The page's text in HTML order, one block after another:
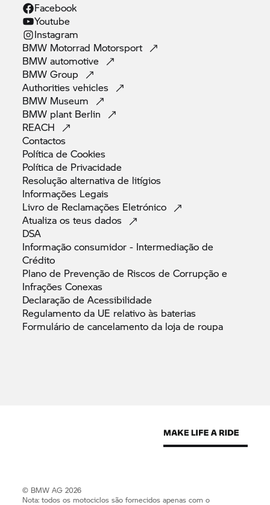
Facebook
Youtube
Instagram
BMW Motorrad Motorsport
BMWautomotive
BMWGroup
Authoritiesvehicles
BMW Museum
BMW plant Berlin
REACH
Contactos
Política deCookies
Política de Privacidade
Resolução alternativa de litígios
Informações Legais
Livro de Reclamações Eletrónico
Atualiza os teusdados
DSA
Informação consumidor - Intermediação de
Crédito
Plano de Prevenção de Riscos de Corrupção e
InfraçõesConexas
Declaração deAcessibilidade
Regulamento da UE relativo às baterias
Formulário de cancelamento da loja de roupa
© BMW AG 2026
Nota: todos os motociclos são fornecidos apenas com o